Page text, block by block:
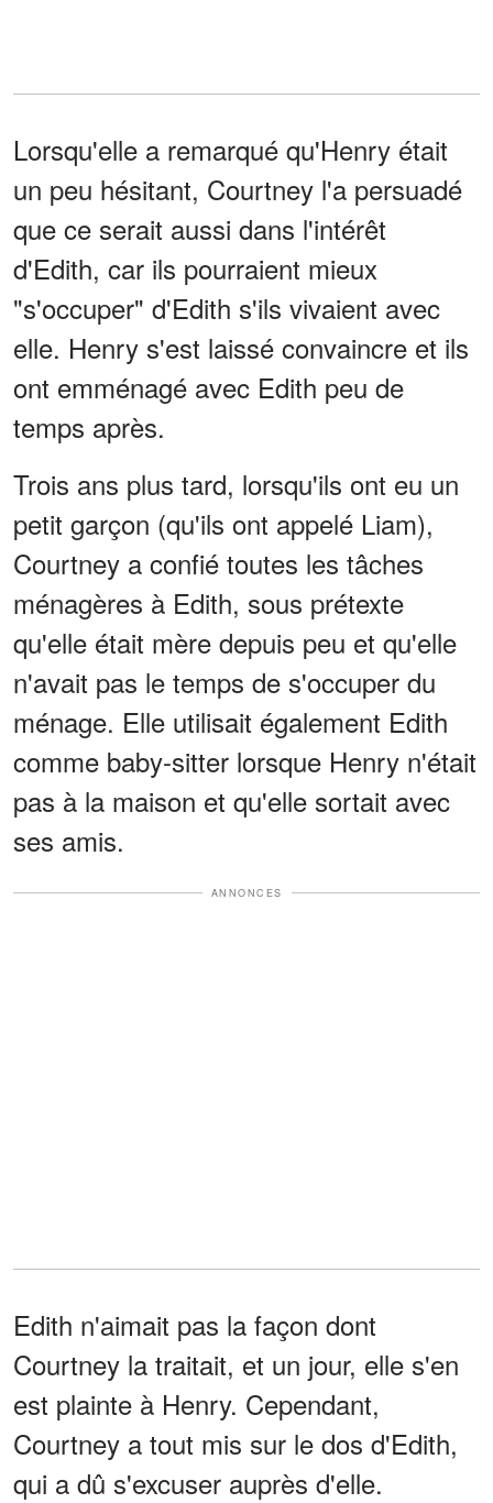
Lorsqu'elle a remarqué qu'Henry était
un peu hésitant, Courtney l'a persuadé
que ce serait aussi dans l'intérêt
d'Edith, car ils pourraient mieux
"s'occuper" d'Edith s'ils vivaient avec
elle. Henry s'est laissé convaincre et ils
ont emménagé avec Edith peu de
temps après.
Trois ans plus tard, lorsqu'ils ont eu un
petit garçon (qu'ils ont appelé Liam),
Courtney a confié toutes les tâches
ménagères à Edith, sous prétexte
qu'elle était mère depuis peu et qu'elle
n'avait pas le temps de s'occuper du
ménage. Elle utilisait également Edith
comme baby-sitter lorsque Henry n'était
pas à la maison et qu'elle sortait avec
ses amis.
ANNONCES
Edith n'aimait pas la façon dont
Courtney la traitait, et un jour, elle s'en
est plainte à Henry. Cependant,
Courtney a tout mis sur le dos d'Edith,
qui a dû s'excuser auprès d'elle.